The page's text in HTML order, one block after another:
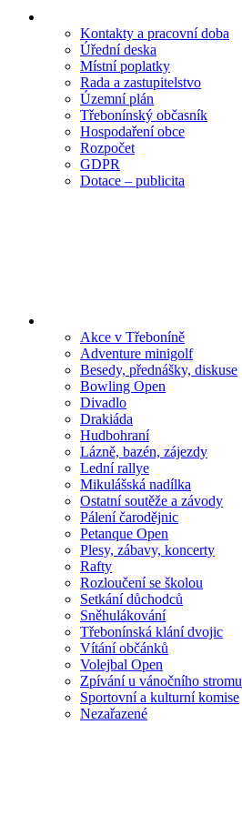
Kontakty a pracovní doba
Úřední deska
Místní poplatky
Rada a zastupitelstvo
Územní plán
Třebonínský občasník
Hospodaření obce
Rozpočet
GDPR
Dotace – publicita
Akce v Třeboníně
Adventure minigolf
Besedy, přednášky, diskuse
Bowling Open
Divadlo
Drakiáda
Hudbohraní
Lázně, bazén, zájezdy
Lední rallye
Mikulášská nadílka
Ostatní soutěže a závody
Pálení čarodějnic
Petanque Open
Plesy, zábavy, koncerty
Rafty
Rozloučení se školou
Setkání důchodců
Sněhulákování
Třebonínská klání dvojic
Vítání občánků
Volejbal Open
Zpívání u vánočního stromu
Sportovní a kulturní komise
Nezařazené